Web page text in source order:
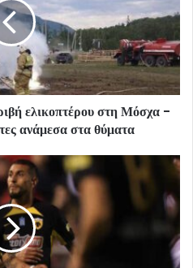
ελικοπτέρου στη Μόσχα -
ανάμεσα στα θύματα